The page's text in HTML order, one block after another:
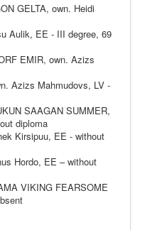
GELTA, own. Heidi
Aulik, EE - III degree, 69
EMIR, own. Azizs
Azizs Mahmudovs, LV -
SAAGAN SUMMER,
diploma
Kirsipuu, EE - without
Hordo, EE – without
VIKING FEARSOME